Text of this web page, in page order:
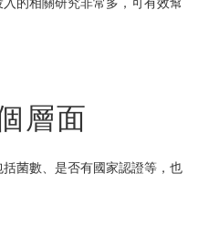
的相關研究非常多，可有效幫
層面
菌數、是否有國家認證等，也